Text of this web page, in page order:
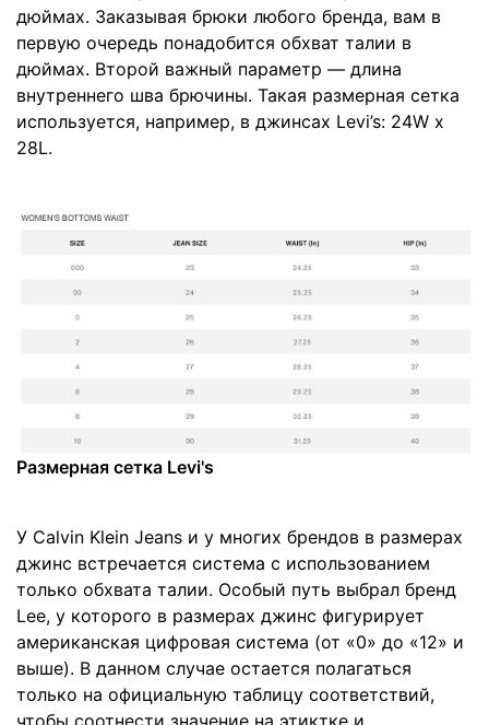
дюймах. Заказывая брюки любого бренда, вам в
первую очередь понадобится обхват талии в
дюймах. Второй важный параметр — длина
внутреннего шва брючины. Такая размерная сетка
используется, например, в джинсах Levi’s: 24W x
28L.
Размерная сетка Levi's
У Calvin Klein Jeans и у многих брендов в размерах
джинс встречается система с использованием
только обхвата талии. Особый путь выбрал бренд
Lee, у которого в размерах джинс фигурирует
американская цифровая система (от «0» до «12» и
выше). В данном случае остается полагаться
только на официальную таблицу соответствий,